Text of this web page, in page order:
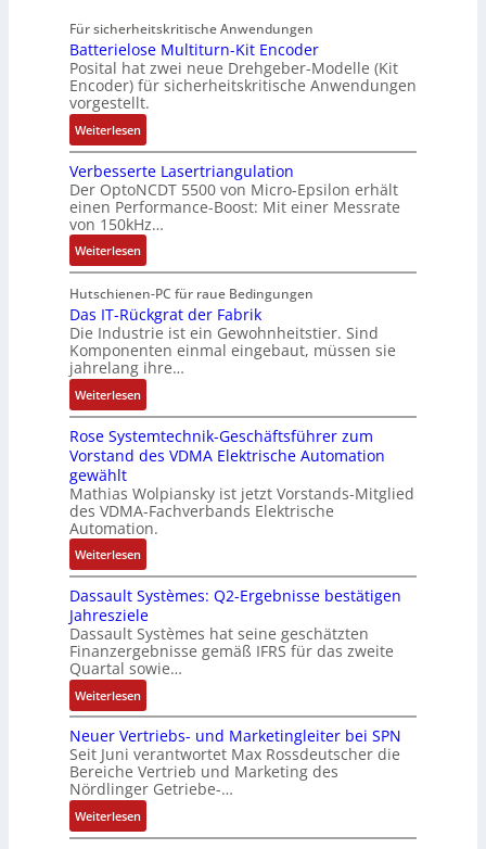
M
L
3
f
ü
r
s
i
c
h
e
r
e
E
n
t
w
i
c
k
l
u
n
g
o
b
o
t
,
3
M
i
l
l
i
o
n
e
n
A
r
b
e
i
t
s
k
r
ä
f
t
e
u
t
o
m
a
t
i
o
n
e
x
p
a
n
d
i
e
r
t
f
t
r
a
g
s
e
i
n
g
a
n
g
i
m
M
a
s
c
h
i
n
e
n
-
A
n
l
a
g
e
n
b
a
u
:
P
Für sicherheitskritische Anwendungen
Batterielose Multiturn-Kit Encoder
Posital hat zwei neue Drehgeber-Modelle (Kit
Encoder) für sicherheitskritische Anwendungen
vorgestellt.
Weiterlesen:
B
a
t
t
e
r
i
e
l
o
s
e
M
u
l
t
t
u
r
n
-
K
i
t
E
n
e
r
Verbesserte Lasertriangulation
Der OptoNCDT 5500 von Micro-Epsilon erhält
einen Performance-Boost: Mit einer Messrate
von 150kHz…
Weiterlesen:
V
e
r
b
e
s
s
e
r
t
L
a
s
e
r
t
r
i
a
n
g
a
t
o
Hutschienen-PC für raue Bedingungen
Das IT-Rückgrat der Fabrik
Die Industrie ist ein Gewohnheitstier. Sind
Komponenten einmal eingebaut, müssen sie
jahrelang ihre…
Weiterlesen:
D
a
s
T
-
R
ü
c
k
g
r
a
t
d
e
r
F
a
b
r
Rose Systemtechnik-Geschäftsführer zum
Vorstand des VDMA Elektrische Automation
gewählt
Mathias Wolpiansky ist jetzt Vorstands-Mitglied
des VDMA-Fachverbands Elektrische
Automation.
Weiterlesen:
R
o
s
e
S
y
s
t
e
m
t
e
c
h
Dassault Systèmes: Q2-Ergebnisse bestätigen
Jahresziele
Dassault Systèmes hat seine geschätzten
Finanzergebnisse gemäß IFRS für das zweite
Quartal sowie…
Weiterlesen:
D
a
s
s
a
u
l
Neuer Vertriebs- und Marketingleiter bei SPN
Seit Juni verantwortet Max Rossdeutscher die
Bereiche Vertrieb und Marketing des
Nördlinger Getriebe-…
Weiterlesen:
N